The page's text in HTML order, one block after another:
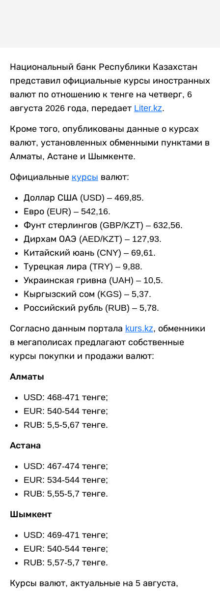
Национальный банк Республики Казахстан
представил официальные курсы иностранных
валют по отношению к тенге на четверг, 6
августа 2026 года, передает Liter.kz.
Кроме того, опубликованы данные о курсах
валют, установленных обменными пунктами в
Алматы, Астане и Шымкенте.
Официальные курсы валют:
Доллар США (USD) – 469,85.
Евро (EUR) – 542,16.
Фунт стерлингов (GBP/KZT) – 632,56.
Дирхам ОАЭ (AED/KZT) – 127,93.
Китайский юань (CNY) – 69,61.
Турецкая лира (TRY) – 9,88.
Украинская гривна (UAH) – 10,5.
Кыргызский сом (KGS) – 5,37.
Российский рубль (RUB) – 5,78.
Согласно данным портала kurs.kz, обменники
в мегаполисах предлагают собственные
курсы покупки и продажи валют:
Алматы
USD: 468-471 тенге;
EUR: 540-544 тенге;
RUB: 5,5-5,67 тенге.
Астана
USD: 467-474 тенге;
EUR: 534-544 тенге;
RUB: 5,55-5,7 тенге.
Шымкент
USD: 469-471 тенге;
EUR: 540-544 тенге;
RUB: 5,57-5,7 тенге.
Курсы валют, актуальные на 5 августа,